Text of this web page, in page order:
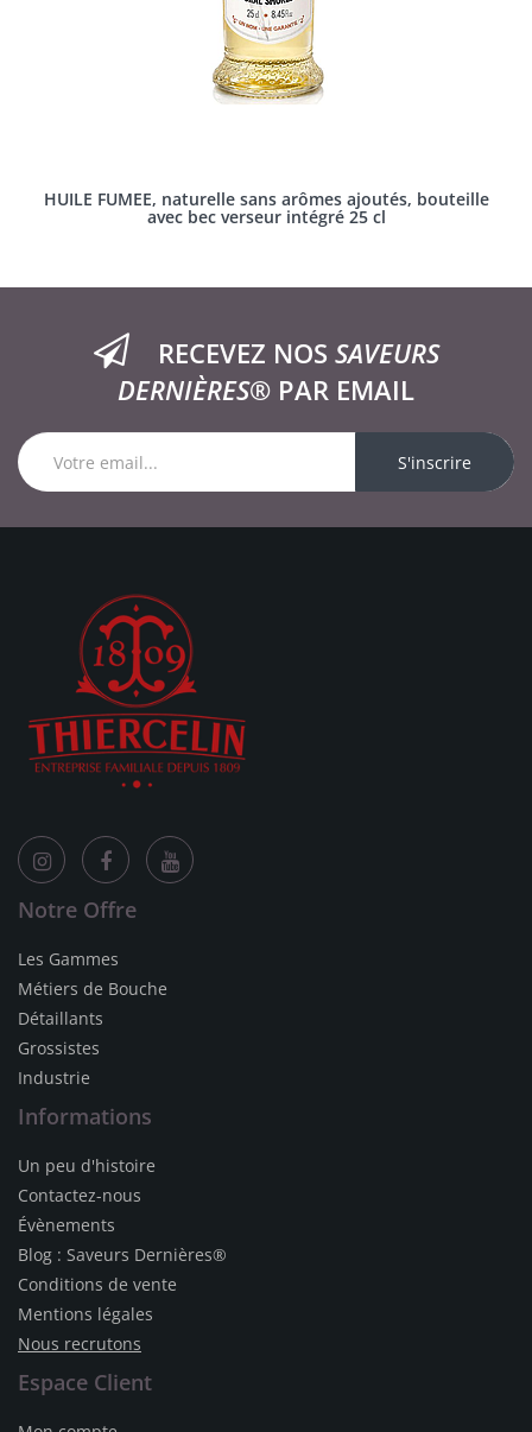
HUILE FUMEE, naturelle sans arômes ajoutés, bouteille
avec bec verseur intégré 25 cl
RECEVEZ NOS SAVEURS
DERNIÈRES® PAR EMAIL
S'inscrire
Notre Offre
Les Gammes
Métiers de Bouche
Détaillants
Grossistes
Industrie
Informations
Un peu d'histoire
Contactez-nous
Évènements
Blog : Saveurs Dernières®
Conditions de vente
Mentions légales
Nous recrutons
Espace Client